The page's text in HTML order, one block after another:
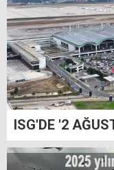
ISG'DE '2